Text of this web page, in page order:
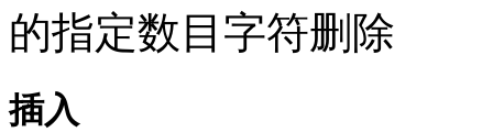
的指定数目字符删除
插入